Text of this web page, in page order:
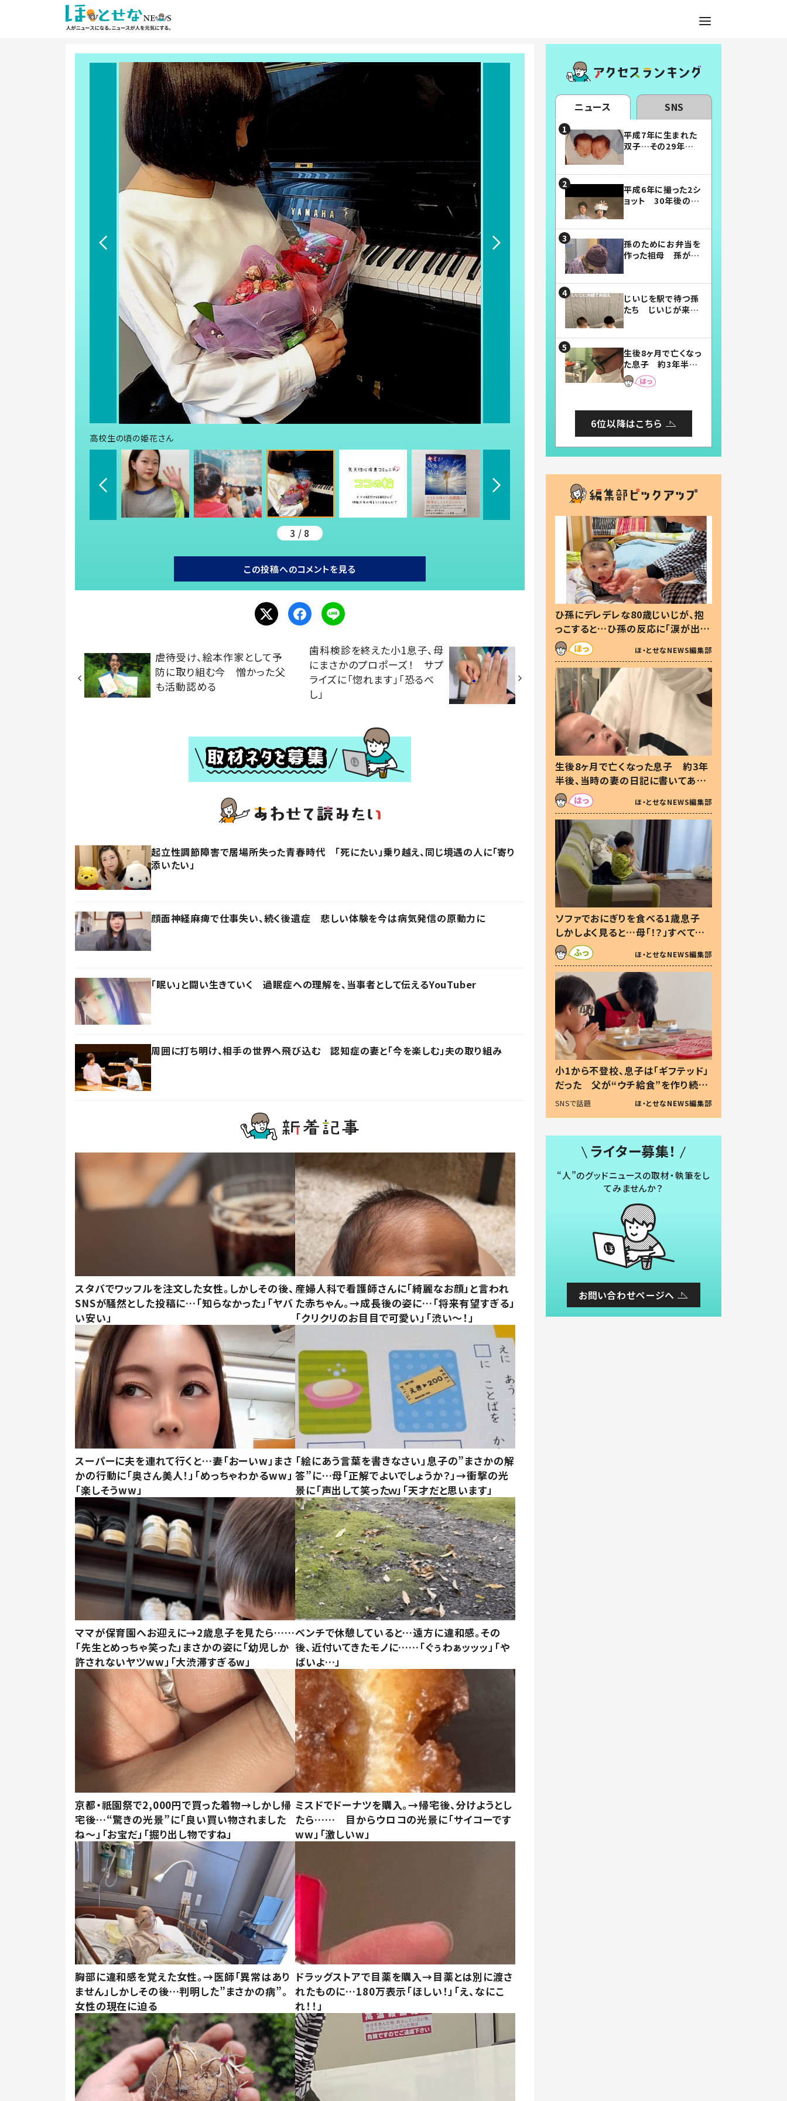
高校生の頃の姫花さん
3 / 8
この投稿へのコメントを見る
虐待受け、絵本作家として予
防に取り組む今 憎かった父
も活動認める
歯科検診を終えた小1息子、母
にまさかのプロポーズ！ サプ
ライズに「惚れます」「恐るべ
し」
起立性調節障害で居場所失った青春時代 「死にたい」乗り越え、同じ境遇の人に「寄り
添いたい」
顔面神経麻痺で仕事失い、続く後遺症 悲しい体験を今は病気発信の原動力に
「眠い」と闘い生きていく 過眠症への理解を、当事者として伝えるYouTuber
周囲に打ち明け、相手の世界へ飛び込む 認知症の妻と「今を楽しむ」夫の取り組み
スタバでワッフルを注文した女性。しかしその後、
SNSが騒然とした投稿に…「知らなかった」「ヤバ
い安い」
産婦人科で看護師さんに「綺麗なお顔」と言われ
た赤ちゃん。→成長後の姿に…「将来有望すぎる」
「クリクリのお目目で可愛い」「渋い～！」
スーパーに夫を連れて行くと…妻「おーいw」まさ
かの行動に「奥さん美人！」「めっちゃわかるww」
「楽しそうww」
「絵にあう言葉を書きなさい」息子の”まさかの解
答”に…母「正解でよいでしょうか？」→衝撃の光
景に「声出して笑ったｗ」「天才だと思います」
ママが保育園へお迎えに→2歳息子を見たら……
「先生とめっちゃ笑った」まさかの姿に「幼児しか
許されないヤツww」「大渋滞すぎるw」
ベンチで休憩していると…遠方に違和感。その
後、近付いてきたモノに……「ぐぅわぁッッッ」「や
ばいよ…」
京都・祇園祭で2,000円で買った着物→しかし帰
宅後…“驚きの光景”に「良い買い物されました
ね～」「お宝だ」「掘り出し物ですね」
ミスドでドーナツを購入。→帰宅後、分けようとし
たら…… 目からウロコの光景に「サイコーです
ww」「激しいw」
胸部に違和感を覚えた女性。→医師「異常はあり
ません」しかしその後…判明した”まさかの病”。
女性の現在に迫る
ドラッグストアで目薬を購入→目薬とは別に渡さ
れたものに…180万表示「ほしい！」「え、なにこ
れ！！」
ニュース SNS
平成7年に生まれた
双子…その29年後
平成6年に撮った2シ
ョット 30年後の姿
孫のためにお弁当を
作った祖母 孫が絶
じいじを駅で待つ孫
たち じいじが来た
まらない」「幸せにな
れる」
生後8ヶ月で亡くなっ
た息子 約3年半
後、当時の妻の日記
に書いてあった本音
6位以降はこちら
ひ孫にデレデレな80歳じいじが、抱
っこすると…ひ孫の反応に「涙が出ま
した」「可愛くて仕方ない」
ほ・とせなNEWS編集部
生後8ヶ月で亡くなった息子 約3年
半後、当時の妻の日記に書いてあっ
た本音とは
ほ・とせなNEWS編集部
ソファでおにぎりを食べる1歳息子
しかしよく見ると…母「！？」すべてを
察した母の投稿に「可愛いから許
す！」「現行犯〜」
ほ・とせなNEWS編集部
小1から不登校、息子は「ギフテッド」
だった 父が“ウチ給食”を作り続け
る理由とは #令和の親 #令和の子
SNSで話題 ほ・とせなNEWS編集部
ライター募集！
“人”のグッドニュースの取材・執筆をし
てみませんか？
お問い合わせページへ